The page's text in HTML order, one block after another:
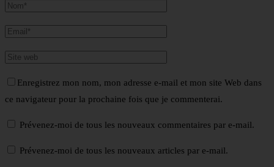
Enregistrez mon nom, mon adresse e-mail et mon site Web dans
ce navigateur pour la prochaine fois que je commenterai.
Prévenez-moi de tous les nouveaux commentaires par e-mail.
Prévenez-moi de tous les nouveaux articles par e-mail.